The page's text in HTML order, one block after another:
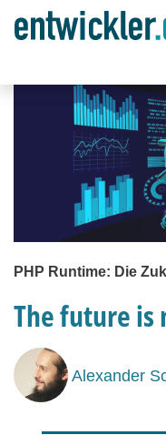
PHP Runtime: Die
The future is
Alexander